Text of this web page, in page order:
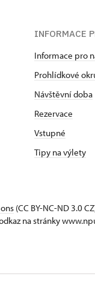
INFORMACE
Informace pro
Prohlídkové
Návštěvní doba
Rezervace
Vstupné
Tipy na výlety
(CC BY-NC-ND 3.0
na stránky